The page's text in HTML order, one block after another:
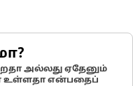
அல்லது ஏதேனும்
உள்ளதா என்பதைப்